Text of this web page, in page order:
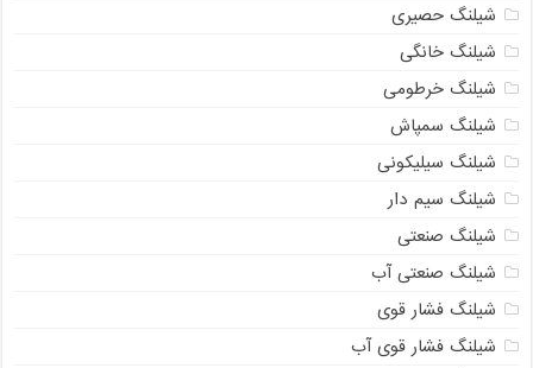
شیلنگ حصیری
شیلنگ خانگی
شیلنگ خرطومی
شیلنگ سمپاش
شیلنگ سیلیکونی
شیلنگ سیم دار
شیلنگ صنعتی
شیلنگ صنعتی آب
شیلنگ فشار قوی
شیلنگ فشار قوی آب